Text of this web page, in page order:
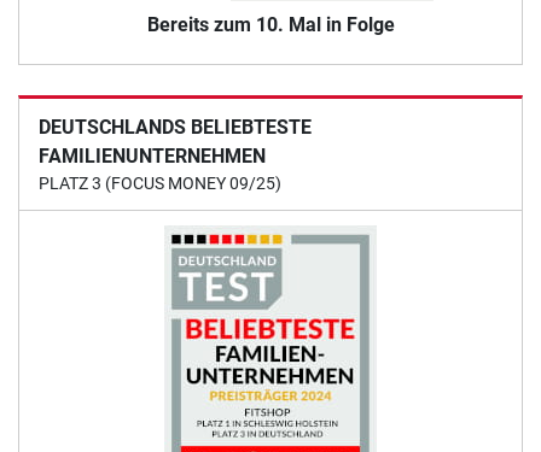
Bereits zum 10. Mal in Folge
DEUTSCHLANDS BELIEBTESTE
FAMILIENUNTERNEHMEN
PLATZ 3 (FOCUS MONEY 09/25)